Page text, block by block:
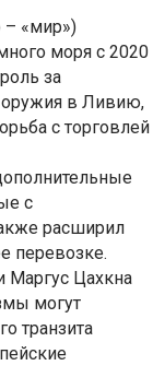
– «мир»)
моря с 2020
за
в Ливию,
с торговлей
с
расширил
перевозке.
Маргус Цахкна
могут
транзита